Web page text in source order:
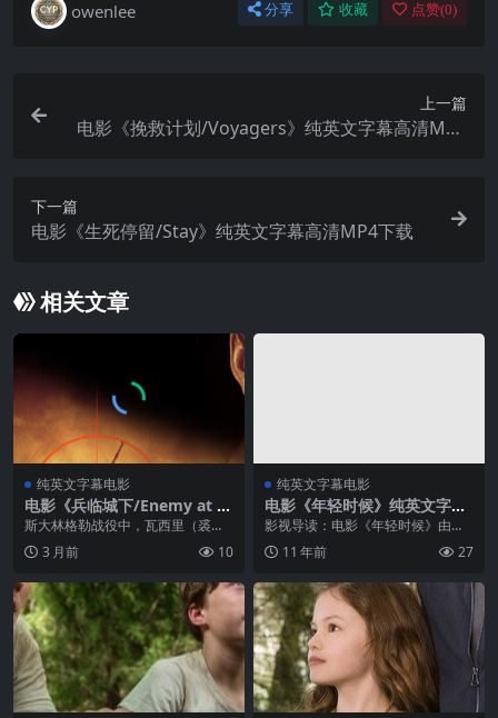
owenlee 分享 收藏 点赞(0)
上一篇
电影《挽救计划/Voyagers》纯英文字幕高清MP4
下一篇
电影《生死停留/Stay》纯英文字幕高清MP4下载
相关文章
纯英文字幕电影
电影《兵临城下/Enemy at th
e Gates》纯英文字幕高清MP
斯大林格勒战役中，瓦西里（裘德·
洛 Jude Law 饰）是一个威震部队的
神枪手。他的好枪法百发百中，令
立榜样，瓦西里的战友荷马送...
3 月前 10
纯英文字幕电影
电影《年轻时候》纯英文字幕
高清MP4下载
影视导读：电影《年轻时候》由导
演 诺亚·鲍姆巴赫自编自导，本片中
的主角夫妇由《博物馆之夜》的男
的女演员娜奥米·沃茨联袂主演。 ...
11 年前 27